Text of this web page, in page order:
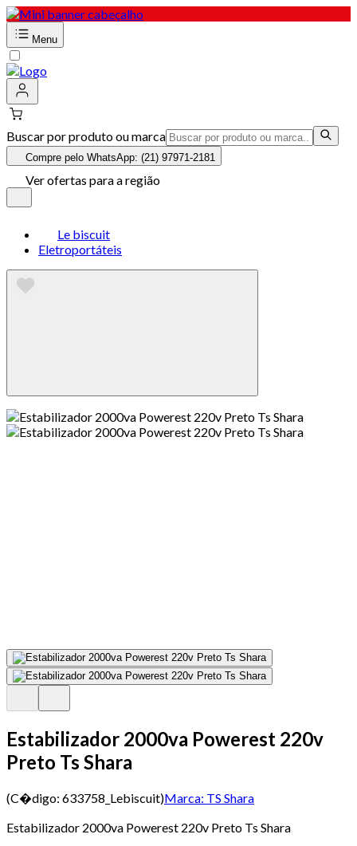
Menu
Buscar por produto ou marca
Compre pelo WhatsApp: (21) 97971-2181
Ver ofertas para a região
Le biscuit
Eletroportáteis
Estabilizador 2000va Powerest 220v
Preto Ts Shara
(C�digo: 633758_Lebiscuit)Marca: TS Shara
Estabilizador 2000va Powerest 220v Preto Ts Shara